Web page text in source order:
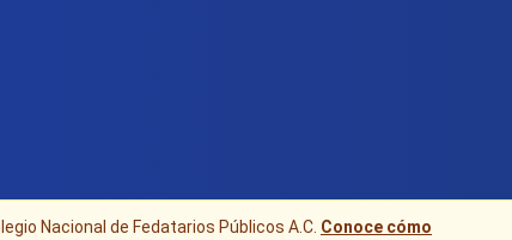
Nacional de Fedatarios Públicos A.C. Conoce cómo